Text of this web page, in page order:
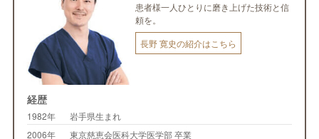
患者様一人ひとりに磨き上げた技術と信
頼を。
長野 寛史の紹介はこちら
経歴
1982年
岩手県生まれ
2006年
東京慈恵会医科大学医学部 卒業